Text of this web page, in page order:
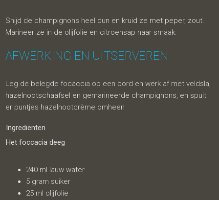
Snijd de champignons heel dun en kruid ze met peper, zout.
Marineer ze in de olijfolie en citroensap naar smaak.
AFWERKING EN UITSERVEREN
Leg de belegde focaccia op een bord en werk af met veldsla,
hazelnootschaafsel en gemarineerde champignons, en spuit
er puntjes hazelnootcrème omheen
Ingrediënten
Het foccacia deeg
240 ml lauw water
5 gram suiker
25 ml olijfolie